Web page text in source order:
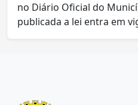
no Diário Oficial do
publicada a lei entra em